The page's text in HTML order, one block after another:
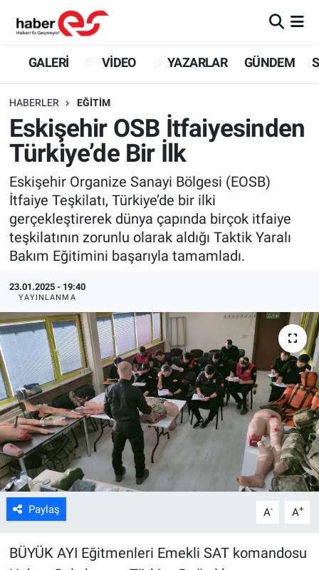
GALERİ VİDEO YAZARLAR GÜNDEM
HABERLER EĞİTİM
Eskişehir OSB İtfaiyesinden
Türkiye’de Bir İlk
Eskişehir Organize Sanayi Bölgesi (EOSB)
İtfaiye Teşkilatı, Türkiye’de bir ilki
gerçekleştirerek dünya çapında birçok itfaiye
teşkilatının zorunlu olarak aldığı Taktik Yaralı
Bakım Eğitimini başarıyla tamamladı.
23.01.2025 - 19:40
YAYINLANMA
Paylaş A- A+
BÜYÜK AYI Eğitmenleri Emekli SAT komandosu
GALERİ
YAZARLAR
GÜNDEM
SİYASET
TEKNOLOJİ
SPOR
ASAYİŞ
Eskişehir Nöbetçi Eczaneler
Eskişehir Trafik Yoğunluk Haritası
Süper Lig Puan Durumu ve Fikstür
Tüm Manşetler
Son Dakika Haberleri